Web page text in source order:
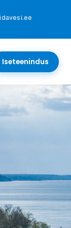
Iseteenindus